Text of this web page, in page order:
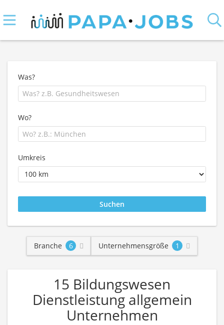
Was?
Wo?
Umkreis
Branche 6 Unternehmensgröße 1
15 Bildungswesen
Dienstleistung allgemein
Unternehmen